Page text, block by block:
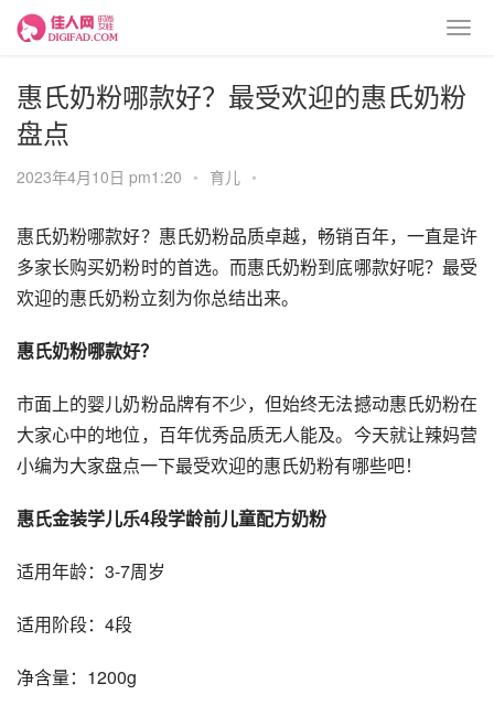
惠氏奶粉哪款好？最受欢迎的惠氏奶粉
盘点
2023年4月10日 pm1:20 • 育儿 •
惠氏奶粉哪款好？惠氏奶粉品质卓越，畅销百年，一直是许
多家长购买奶粉时的首选。而惠氏奶粉到底哪款好呢？最受
欢迎的惠氏奶粉立刻为你总结出来。
惠氏奶粉哪款好？
市面上的婴儿奶粉品牌有不少，但始终无法撼动惠氏奶粉在
大家心中的地位，百年优秀品质无人能及。今天就让辣妈营
小编为大家盘点一下最受欢迎的惠氏奶粉有哪些吧！
惠氏金装学儿乐4段学龄前儿童配方奶粉
适用年龄：3-7周岁
适用阶段：4段
净含量：1200g